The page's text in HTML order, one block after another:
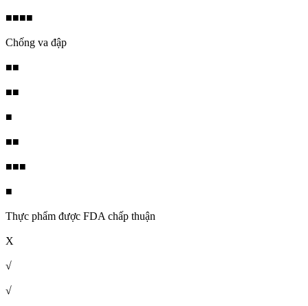
■■■■
Chống va đập
■■
■■
■
■■
■■■
■
Thực phẩm được FDA chấp thuận
X
√
√